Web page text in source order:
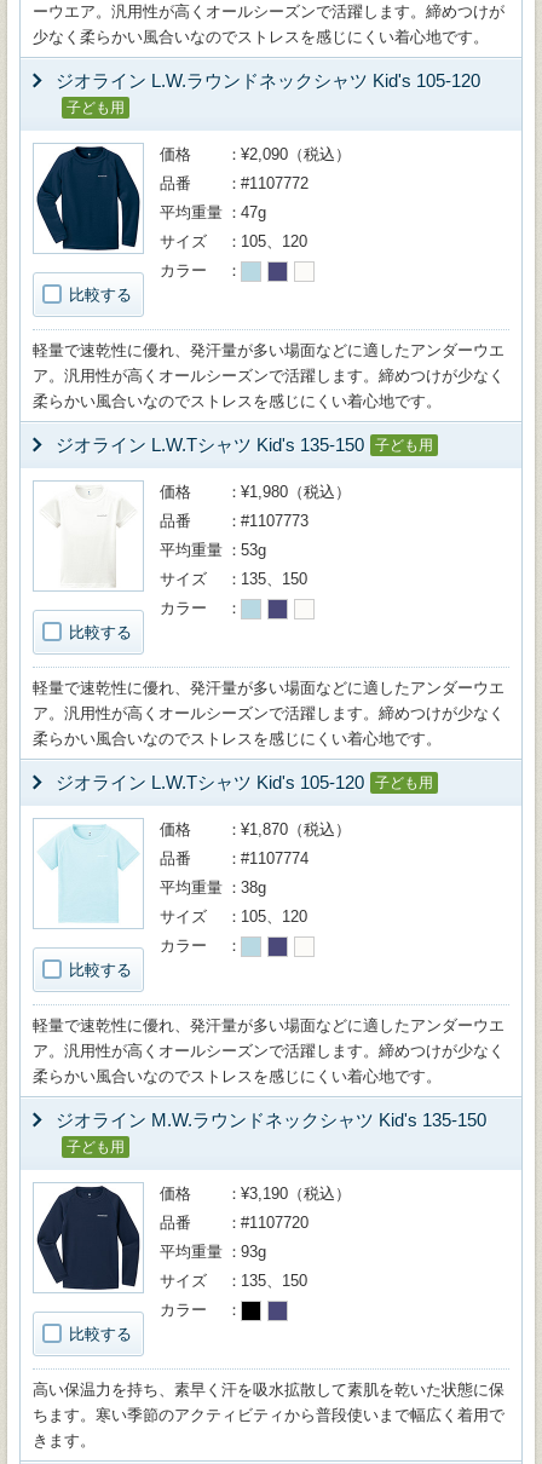
ーウエア。汎用性が高くオールシーズンで活躍します。締めつけが
少なく柔らかい風合いなのでストレスを感じにくい着心地です。
ジオライン L.W.ラウンドネックシャツ Kid's 105-120
子ども用
比較する
価格
¥2,090（税込）
品番
#1107772
平均重量
47g
サイズ
105、120
カラー
軽量で速乾性に優れ、発汗量が多い場面などに適したアンダーウエ
ア。汎用性が高くオールシーズンで活躍します。締めつけが少なく
柔らかい風合いなのでストレスを感じにくい着心地です。
ジオライン L.W.Tシャツ Kid's 135-150 子ども用
比較する
価格
¥1,980（税込）
品番
#1107773
平均重量
53g
サイズ
135、150
カラー
軽量で速乾性に優れ、発汗量が多い場面などに適したアンダーウエ
ア。汎用性が高くオールシーズンで活躍します。締めつけが少なく
柔らかい風合いなのでストレスを感じにくい着心地です。
ジオライン L.W.Tシャツ Kid's 105-120 子ども用
比較する
価格
¥1,870（税込）
品番
#1107774
平均重量
38g
サイズ
105、120
カラー
軽量で速乾性に優れ、発汗量が多い場面などに適したアンダーウエ
ア。汎用性が高くオールシーズンで活躍します。締めつけが少なく
柔らかい風合いなのでストレスを感じにくい着心地です。
ジオライン M.W.ラウンドネックシャツ Kid's 135-150
子ども用
比較する
価格
¥3,190（税込）
品番
#1107720
平均重量
93g
サイズ
135、150
カラー
高い保温力を持ち、素早く汗を吸水拡散して素肌を乾いた状態に保
ちます。寒い季節のアクティビティから普段使いまで幅広く着用で
きます。